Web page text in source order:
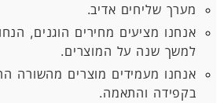
מערך שליחים אדיב.
אנחנו מציעים מחירים הוגנים,
למשך שנה על המוצרים.
אנחנו מעמידים מוצרים מהשורה
בקפידה והתאמה.